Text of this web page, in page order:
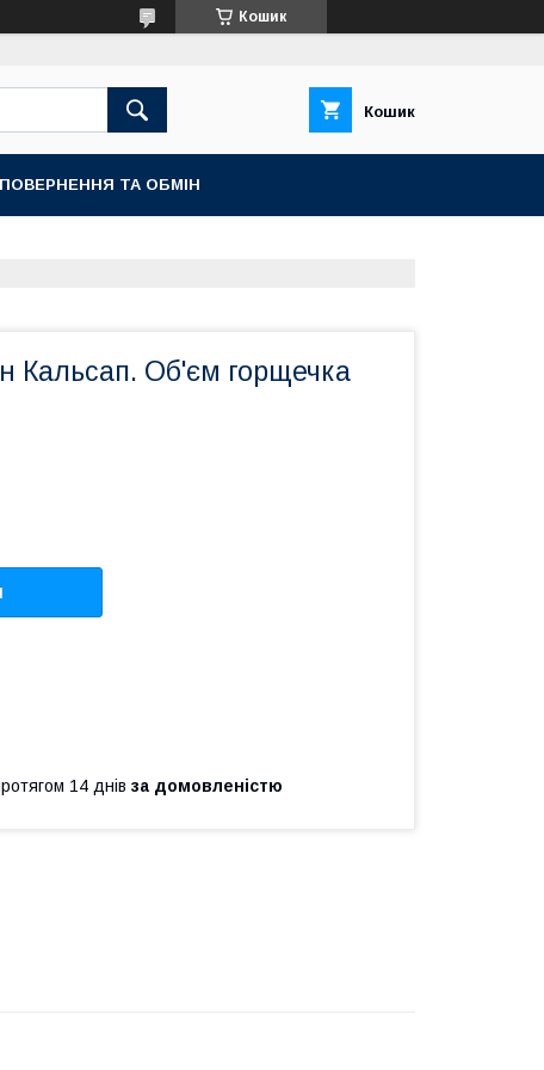
Кошик
Кошик
ПОВЕРНЕННЯ ТА ОБМІН
Кальсап. Об'єм горщечка
14 днів за домовленістю